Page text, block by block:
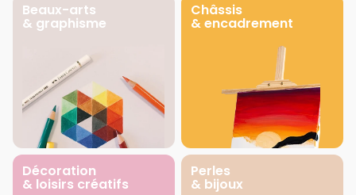
Beaux-arts
& graphisme
Châssis
& encadrement
Décoration
& loisirs créatifs
Perles
& bijoux